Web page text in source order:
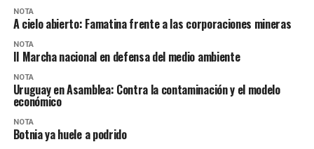
NOTA
A cielo abierto: Famatina frente a las corporaciones mineras
NOTA
II Marcha nacional en defensa del medio ambiente
NOTA
Uruguay en Asamblea: Contra la contaminación y el modelo
económico
NOTA
Botnia ya huele a podrido